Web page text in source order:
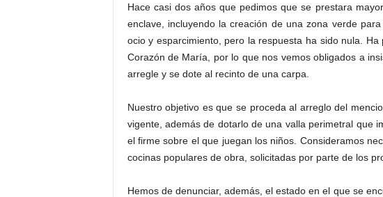
Hace casi dos años que pedimos que se prestara
enclave, incluyendo la creación de una zona verde
ocio y esparcimiento, pero la respuesta ha sido nula.
Corazón de María, por lo que nos vemos obligados a
arregle y se dote al recinto de una carpa.
Nuestro objetivo es que se proceda al arreglo del
vigente, además de dotarlo de una valla perimetral que
el firme sobre el que juegan los niños. Consideramos
cocinas populares de obra, solicitadas por parte de los
Hemos de denunciar, además, el estado en el que se